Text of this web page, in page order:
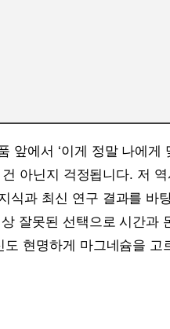
앞에서 ‘이게 정말 나에게
아닌지 걱정됩니다. 저
식과 최신 연구 결과를 바
잘못된 선택으로 시간과
현명하게 마그네슘을 고